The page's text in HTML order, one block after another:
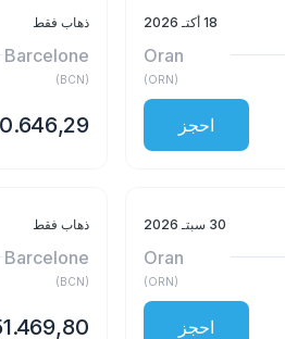
18 أكتـ 2026
Oran
(
ORN
)
احجز
ذهاب فقط
Barcelone
(
BCN
)
30 سبتـ 2026
Oran
(
ORN
)
احجز
ذهاب فقط
Barcelone
(
BCN
)